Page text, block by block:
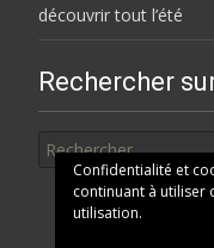
découvrir tout l’été
Rechercher
Confidentialité et
continuant à utiliser
utilisation.